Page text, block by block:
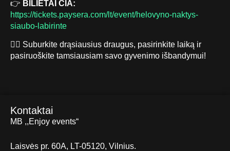
👉 BILIETAI ČIA:
https://tickets.paysera.com/lt/event/helovyno-naktys-
siaubo-labirinte
🧟‍♂️ Suburkite drąsiausius draugus, pasirinkite laiką ir
pasiruoškite tamsiausiam savo gyvenimo išbandymui!
Kontaktai
MB ,,Enjoy events“
Laisvės pr. 60A, LT-05120, Vilnius.